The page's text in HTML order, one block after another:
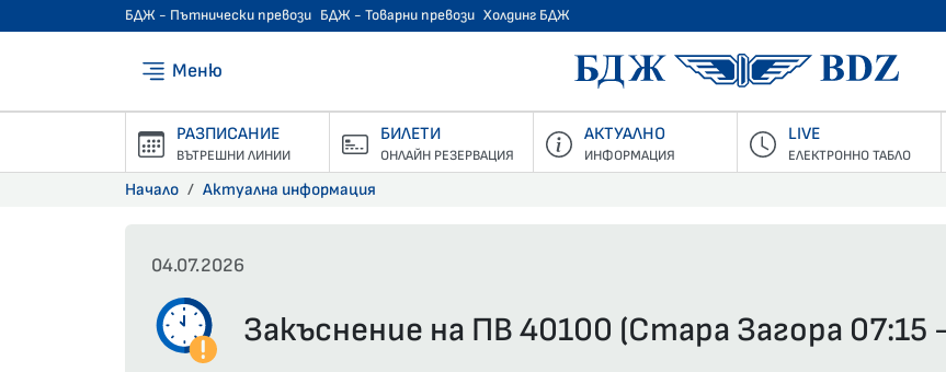
БДЖ - Пътнически превози БДЖ - Товарни превози Холдинг БДЖ
Меню БДЖ
РАЗПИСАНИЕ
ВЪТРЕШНИ ЛИНИИ
БИЛЕТИ
ОНЛАЙН РЕЗЕРВАЦИЯ
АКТУАЛНО
ИНФОРМАЦИЯ
LIVE
ЕЛЕКТРОННО ТАБЛО
Начало Актуална информация
04.07.2026
Закъснение на ПВ 40100 (Стара Загора 07:15